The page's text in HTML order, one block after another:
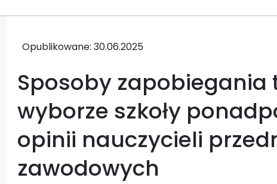
Opublikowane: 30.06.2025
Sposoby
wyborze szkoły
opinii nauczycieli
zawodowych